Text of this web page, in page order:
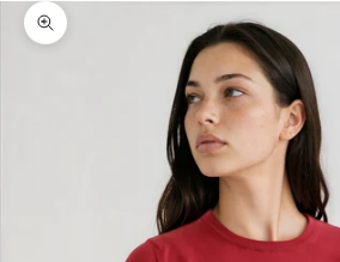
Ampliar la imagen